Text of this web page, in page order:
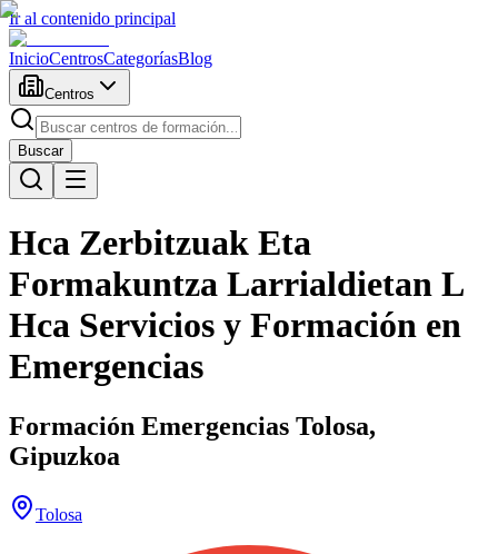
Ir al contenido principal
InicioCentrosCategoríasBlog
Centros
Buscar
Hca Zerbitzuak Eta
Formakuntza Larrialdietan L
Hca Servicios y Formación en
Emergencias
Formación Emergencias Tolosa,
Gipuzkoa
Tolosa